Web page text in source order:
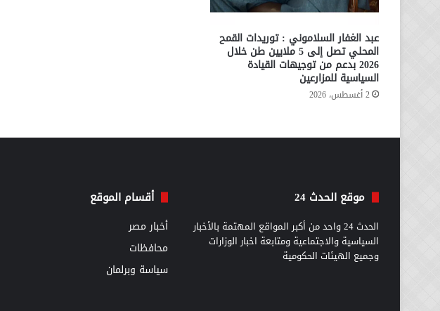
عبد الغفار السلاموني : توريدات القمح
المحلي تصل إلى 5 ملايين طن خلال
2026 بدعم من توجيهات القيادة
السياسية للمزارعين
2 أغسطس، 2026
موقع الحدث 24
الحدث 24 واحد من أكبر المواقع المهتمة بالأخبار
السياسية والاجتماعية ومتابعة اخبار الوزارات
وجميع الهيئات الحكومية
أقسام الموقع
أخبار مصر
محافظات
سياسة وبرلمان